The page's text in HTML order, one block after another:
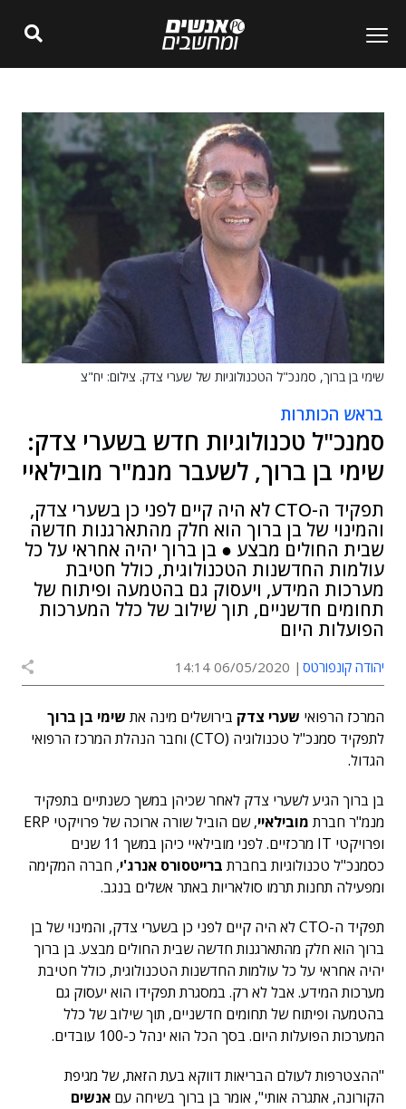
שימי בן ברוך, סמנכ"ל הטכנולוגיות של שערי צדק. צילום: יח"צ
בראש הכותרות
סמנכ"ל טכנולוגיות חדש בשערי צדק:
שימי בן ברוך, לשעבר מנמ"ר מובילאיי
תפקיד ה-CTO לא היה קיים לפני כן בשערי צדק,
והמינוי של בן ברוך הוא חלק מהתארגנות חדשה
שבית החולים מבצע ● בן ברוך יהיה אחראי על כל
עולמות החדשנות הטכנולוגית, כולל חטיבת
מערכות המידע, ויעסוק גם בהטמעה ופיתוח של
תחומים חדשניים, תוך שילוב של כלל המערכות
הפועלות היום
יהודה קונפורטס 06/05/2020 14:14
המרכז הרפואי שערי צדק בירושלים מינה את שימי בן ברוך
לתפקיד סמנכ"ל טכנולוגיה (CTO) וחבר הנהלת המרכז הרפואי
הגדול.
בן ברוך הגיע לשערי צדק לאחר שכיהן במשך כשנתיים בתפקיד
מנמ"ר חברת מובילאיי
, שם הוביל שורה ארוכה של פרויקטי ERP
ופרויקטי IT מרכזיים. לפני מובילאיי כיהן במשך 11 שנים
כסמנכ"ל טכנולוגיות בחברת ברייטסורס אנרג'י, חברה המקימה
ומפעילה תחנות תרמו סולאריות באתר אשלים בנגב.
תפקיד ה-CTO לא היה קיים לפני כן בשערי צדק, והמינוי של בן
ברוך הוא חלק מהתארגנות חדשה שבית החולים מבצע. בן ברוך
יהיה אחראי על כל עולמות החדשנות הטכנולוגית, כולל חטיבת
מערכות המידע. אבל לא רק. במסגרת תפקידו הוא יעסוק גם
בהטמעה ופיתוח של תחומים חדשניים, תוך שילוב של כלל
המערכות הפועלות היום. בסך הכל הוא ינהל כ-100 עובדים.
"ההצטרפות לעולם הבריאות דווקא בעת הזאת, של מגיפת
הקורונה, אתגרה אותי", אומר בן ברוך בשיחה עם אנשים